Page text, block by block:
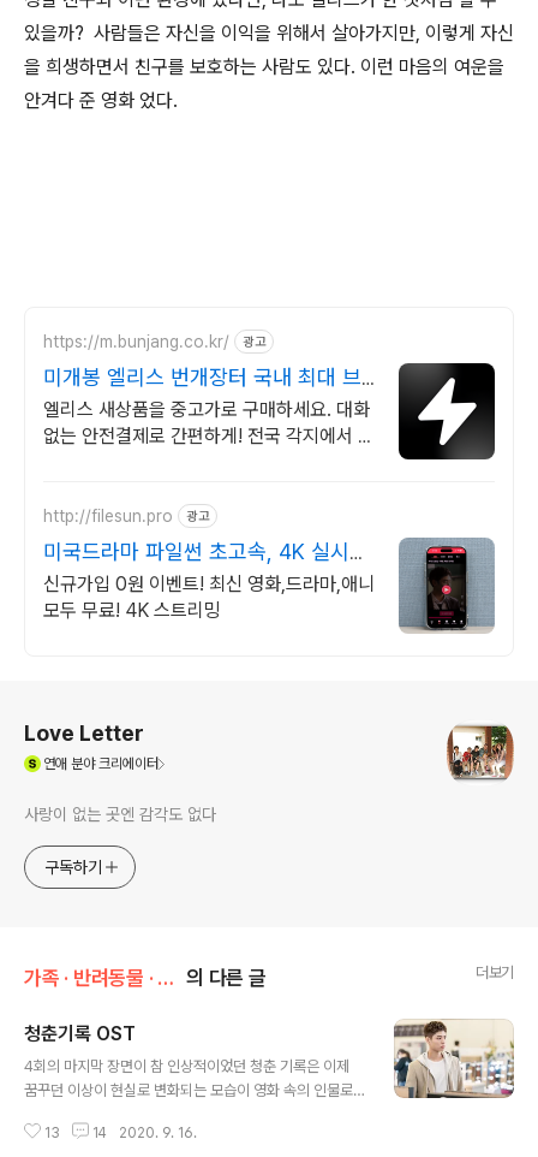
있을까? 사람들은 자신을 이익을 위해서 살아가지만, 이렇게 자신
을 희생하면서 친구를 보호하는 사람도 있다. 이런 마음의 여운을
안겨다 준 영화 었다.
https://m.bunjang.co.kr/ 광고
미개봉 엘리스 번개장터 국내 최대 브
랜드 중고거래
엘리스 새상품을 중고가로 구매하세요. 대화
없는 안전결제로 간편하게! 전국 각지에서 올
http://filesun.pro 광고
미국드라마 파일썬 초고속, 4K 실시간
보기!
신규가입 0원 이벤트! 최신 영화,드라마,애니
모두 무료! 4K 스트리밍
Love Letter
연애 분야 크리에이터
사랑이 없는 곳엔 감각도 없다
구독하기
가족 · 반려동물 · 취향/취미 & 관심사 의 다른 글 더보기
청춘기록 OST
4회의 마지막 장면이 참 인상적이었던 청춘 기록은 이제
꿈꾸던 이상이 현실로 변화되는 모습이 영화 속의 인물로
기 위해서 각목을 집어 든다. 그런 그의 행동을 밧줄에 매달
13 14 2020. 9. 16.